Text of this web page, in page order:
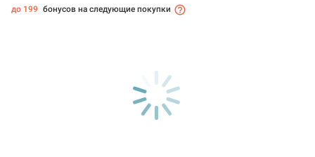
до 199 бонусов на следующие покупки